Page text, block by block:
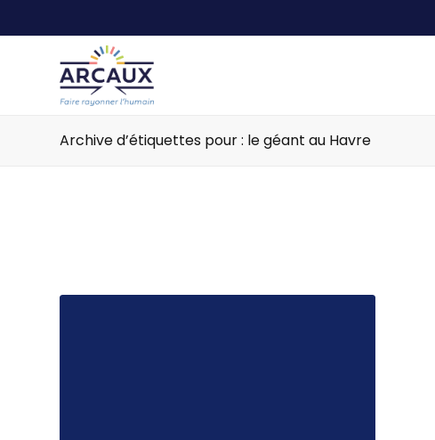
Archive d’étiquettes pour : le géant au Havre